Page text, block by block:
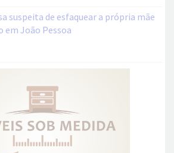
suspeita de esfaquear a própria mãe
em João Pessoa